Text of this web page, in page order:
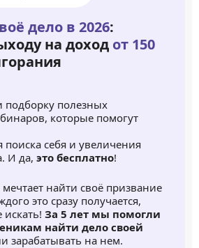
дело в 2026:
на доход от 150
полезных
которые помогут
себя и увеличения
И да, это бесплатно!
найти своё призвание
это сразу получается,
За 5 лет мы помогли
найти дело своей
зарабатывать на нем.